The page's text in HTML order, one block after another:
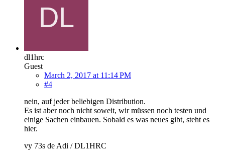
dl1hrc
Guest
March 2, 2017 at 11:14 PM
#4
nein, auf jeder beliebigen Distribution.
Es ist aber noch nicht soweit, wir müssen noch testen und
einige Sachen einbauen. Sobald es was neues gibt, steht es
hier.
vy 73s de Adi / DL1HRC